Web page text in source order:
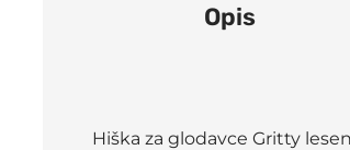
Opis
Hiška za glodavce Gritty